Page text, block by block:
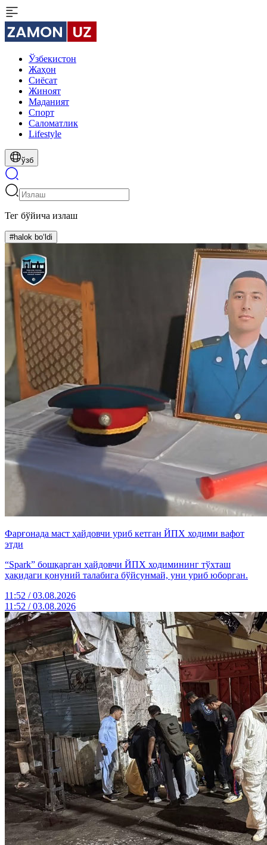
Ўзбекистон
Жаҳон
Сиёсат
Жиноят
Маданият
Спорт
Cаломатлик
Lifestyle
ўзб
Тег бўйича излаш
#halok bo‘ldi
Фарғонада маст ҳайдовчи уриб кетган ЙПХ ходими вафот
этди
“Spark” бошқарган ҳайдовчи ЙПХ ходимининг тўхташ
ҳақидаги қонуний талабига бўйсунмай, уни уриб юборган.
11:52 / 03.08.2026
11:52 / 03.08.2026